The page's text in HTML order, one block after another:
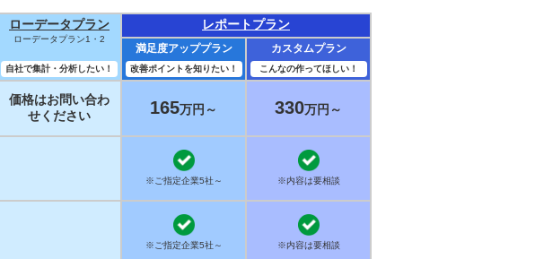
ローデータプラン
ローデータプラン1・2
自社で集計・分析したい！
レポートプラン
満足度アッププラン
改善ポイントを知りたい！
カスタムプラン
こんなの作ってほしい！
価格はお問い合わ
せください
165万円～ 330万円～
※ご指定企業5社～ ※内容は要相談
※ご指定企業5社～ ※内容は要相談